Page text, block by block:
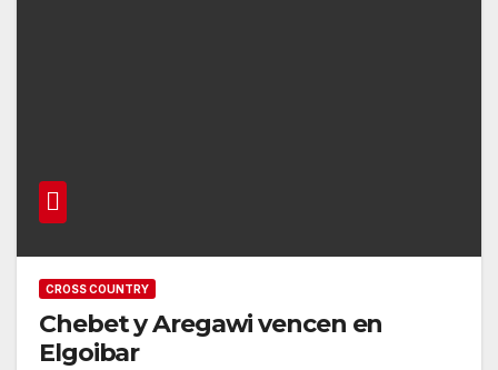
CROSS COUNTRY
Chebet y Aregawi vencen en
Elgoibar